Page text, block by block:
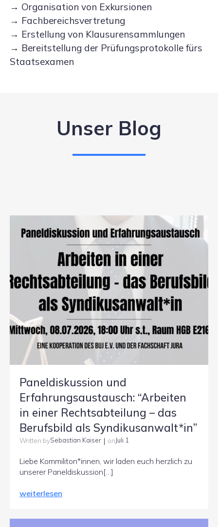
→ Organisation von Exkursionen
→ Fachbereichsvertretung
→ Erstellung von Klausurensammlungen
→ Bereitstellung der Prüfungsprotokolle fürs
Staatsexamen
Unser Blog
Paneldiskussion und
Erfahrungsaustausch: “Arbeiten
in einer Rechtsabteilung – das
Berufsbild als Syndikusanwalt*in”
Written bySebastian Kaiser | onJuli 1
Liebe Kommiliton*innen, wir laden euch herzlich zu
unserer Paneldiskussion[…]
weiterlesen